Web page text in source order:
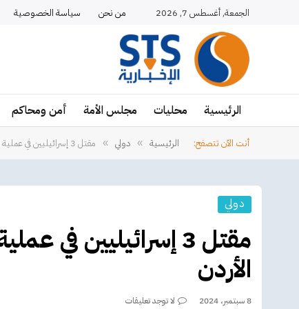
الجمعة, أغسطس 7, 2026 من نحن سياسة الخصوصية
الرئيسية محليات مجلس الأمة أمن ومحاكم
أنت الآن تتصفح: الرئيسية » دولي » مقتل 3 إسرائيليين في عملية إطلاق نار في معبر حدودي مع الأردن
دولي
مقتل 3 إسرائيليين
الأردن
8 سبتمبر، 2024 لا توجد تعليقات